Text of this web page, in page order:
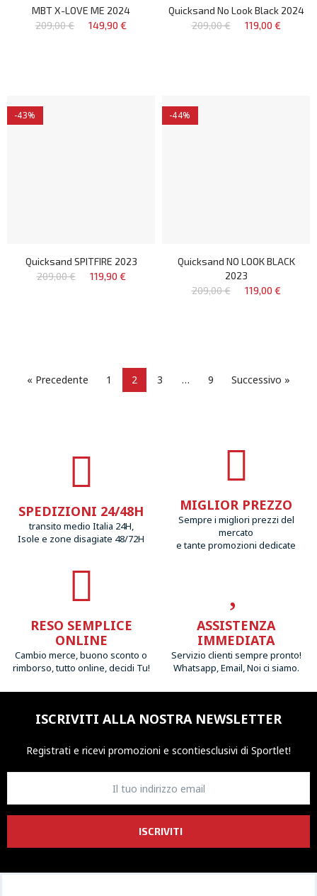
MBT X-LOVE ME 2024
209,00 €
149,90 €
Quicksand No Look Black 2024
209,00 €
119,00 €
-43%
Quicksand SPITFIRE 2023
209,00 €
119,90 €
-44%
Quicksand NO LOOK BLACK
2023
209,00 €
119,00 €
« Precedente 1 2 3 … 9 Successivo »
SPEDIZIONI 24/48H
transito medio Italia 24H,
Isole e zone disagiate 48/72H
MIGLIOR PREZZO
Sempre i migliori prezzi del
mercato
e tante promozioni dedicate
RESO SEMPLICE
ONLINE
Cambio merce, buono sconto o
rimborso, tutto online, decidi Tu!
ASSISTENZA
IMMEDIATA
Servizio clienti sempre pronto!
Whatsapp, Email, Noi ci siamo.
ISCRIVITI ALLA NOSTRA NEWSLETTER
Registrati e ricevi promozioni e scontiesclusivi di Sportlet!
ISCRIVITI